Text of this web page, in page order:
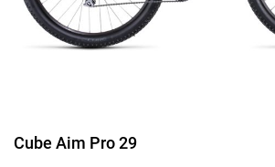
Zum
Cube Aim Pro 29